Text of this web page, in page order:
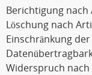
Berichtigung nach
Löschung nach
Einschränkung
Widerspruch nach